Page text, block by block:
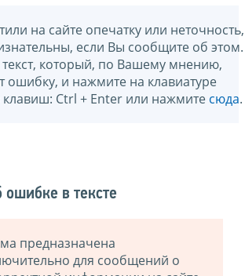
на сайте опечатку или неточность,
если Вы сообщите об этом.
который, по Вашему мнению,
ошибку, и нажмите на клавиатуре
Ctrl + Enter или нажмите сюда.
в тексте
предназначена
для сообщений о